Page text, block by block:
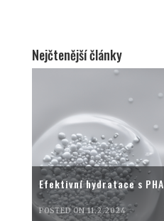
Nejčtenější články
Efektivní hydratace s PHA
POSTED ON 11.2.2024